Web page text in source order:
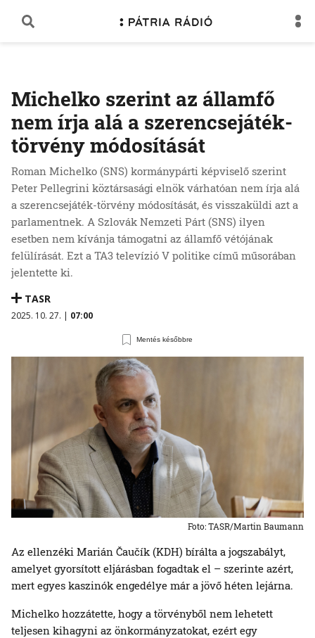
Michelko szerint az államfő
nem írja alá a szerencsejáték-
törvény módosítását
Roman Michelko (SNS) kormánypárti képviselő szerint
Peter Pellegrini köztársasági elnök várhatóan nem írja alá
a szerencsejáték-törvény módosítását, és visszaküldi azt a
parlamentnek. A Szlovák Nemzeti Párt (SNS) ilyen
esetben nem kívánja támogatni az államfő vétójának
felülírását. Ezt a TA3 televízió V politikе című műsorában
jelentette ki.
TASR
2025. 10. 27. | 07:00
Mentés későbbre
Foto: TASR/Martin Baumann
Az ellenzéki Marián Čaučík (KDH) bírálta a jogszabályt,
amelyet gyorsított eljárásban fogadtak el – szerinte azért,
mert egyes kaszinók engedélye már a jövő héten lejárna.
Michelko hozzátette, hogy a törvényből nem lehetett
teljesen kihagyni az önkormányzatokat, ezért egy